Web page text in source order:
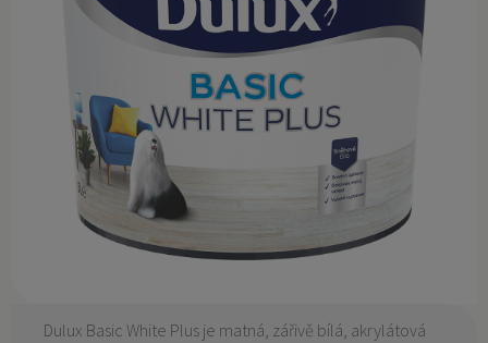
Dulux Basic White Plus je matná, zářivě bílá, akrylátová